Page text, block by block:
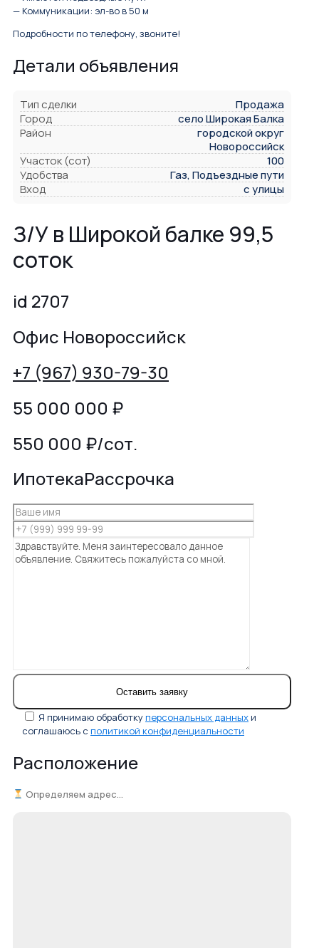
— Коммуникации: эл-во в 50 м
Подробности по телефону, звоните!
Детали объявления
Тип сделки
Продажа
Город
село Широкая Балка
Район
городской округ
Новороссийск
Участок (сот)
100
Удобства
Газ, Подъездные пути
Вход
с улицы
З/У в Широкой балке 99,5
соток
id 2707
Офис Новороссийск
+7 (967) 930-79-30
55 000 000 ₽
550 000 ₽/сот.
ИпотекаРассрочка
Я принимаю обработкуперсональных данных и
соглашаюсь с политикой конфиденциальности
Расположение
Определяем адрес...